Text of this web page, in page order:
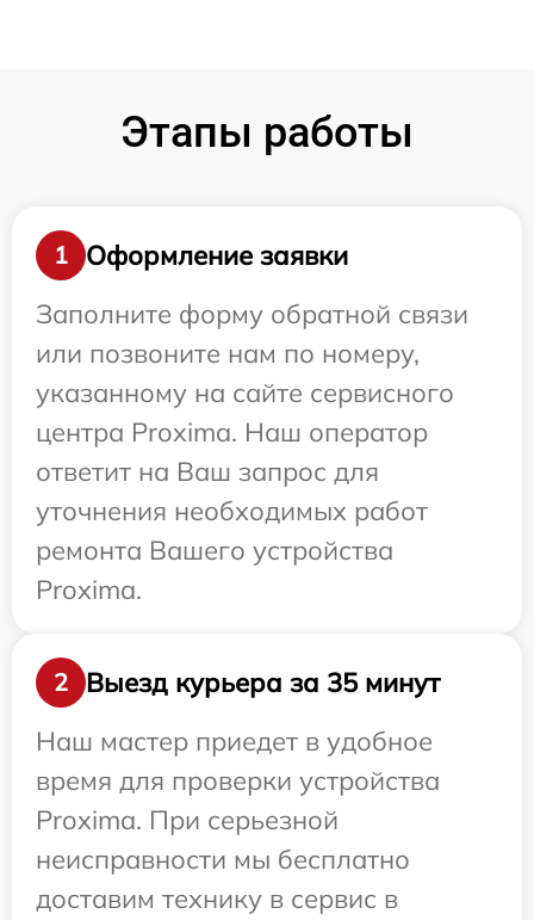
Этапы работы
1
Оформление заявки
Заполните форму обратной связи
или позвоните нам по номеру,
указанному на сайте сервисного
центра Proxima. Наш оператор
ответит на Ваш запрос для
уточнения необходимых работ
ремонта Вашего устройства
Proxima.
2
Выезд курьера за 35 минут
Наш мастер приедет в удобное
время для проверки устройства
Proxima. При серьезной
неисправности мы бесплатно
доставим технику в сервис в